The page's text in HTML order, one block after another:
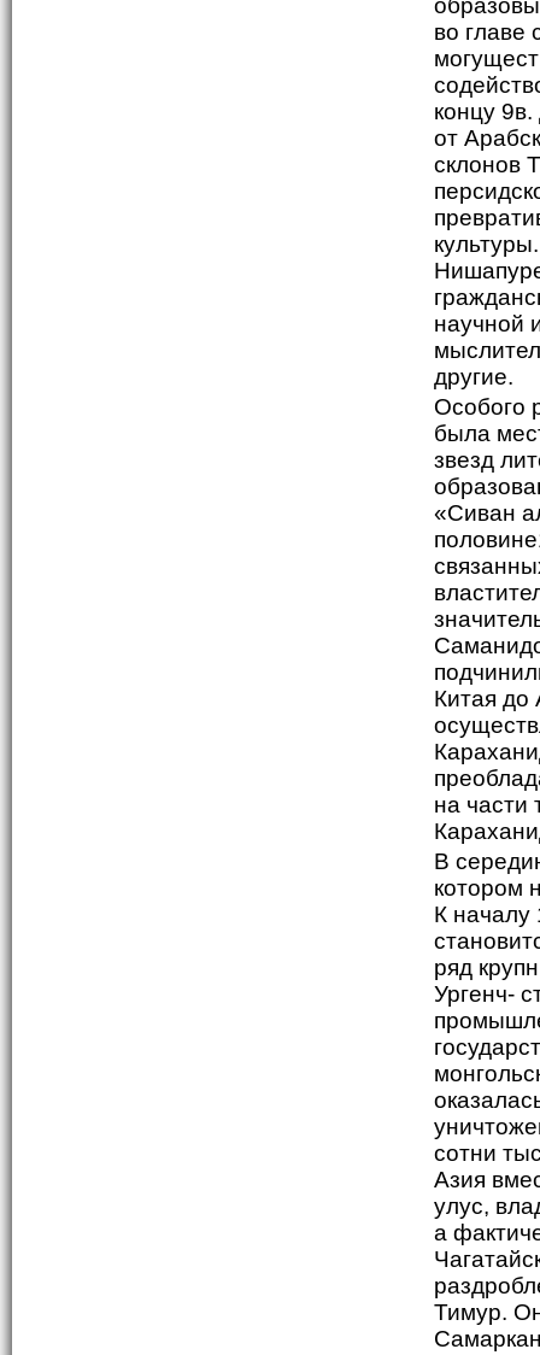
во главе
концу
от
склонов
научной
другие.
Особого
была
звезд
«Сиван
Китая до
на части
В
котором
К началу
ряд
Ургенч-
сотни
Азия
улус,
а
Тимур.